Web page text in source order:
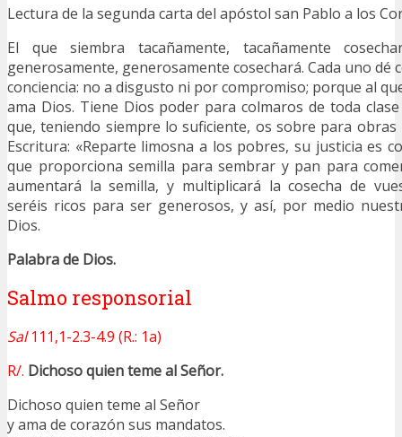
Lectura de la segunda carta del apóstol san Pablo a los
El que siembra tacañamente, tacañamente
generosamente, generosamente cosechará. Cada uno dé
conciencia: no a disgusto ni por compromiso; porque al
ama Dios. Tiene Dios poder para colmaros de toda
que, teniendo siempre lo suficiente, os sobre para obras
Escritura: «Reparte limosna a los pobres, su justicia es
que proporciona semilla para sembrar y pan para
aumentará la semilla, y multiplicará la cosecha de
seréis ricos para ser generosos, y así, por medio
Dios.
Palabra de Dios.
Salmo responsorial
Sal111,1-2.3-4.9 (R.: 1a)
R/. Dichoso quien teme al Señor.
Dichoso quien teme al Señor
y ama de corazón sus mandatos.